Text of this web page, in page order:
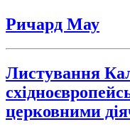
Ричард Мау
Листування
церковними